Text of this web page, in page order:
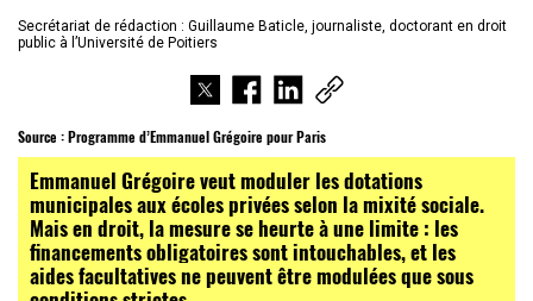
Secrétariat de rédaction : Guillaume Baticle, journaliste, doctorant en droit
public à l’Université de Poitiers
Source :Programme d’Emmanuel Grégoire pour Paris
Emmanuel Grégoire veut moduler les dotations
municipales aux écoles privées selon la mixité sociale.
Mais en droit, la mesure se heurte à une limite : les
financements obligatoires sont intouchables, et les
aides facultatives ne peuvent être modulées que sous